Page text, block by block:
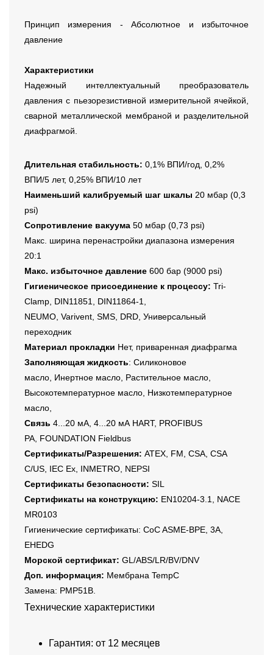
Принцип измерения - Абсолютное и избыточное
давление
Характеристики
Надежный интеллектуальный преобразователь
давления с пьезорезистивной измерительной ячейкой,
сварной металлической мембраной и разделительной
диафрагмой.
Длительная стабильность: 0,1% ВПИ/год, 0,2%
ВПИ/5 лет, 0,25% ВПИ/10 лет
Наименьший калибруемый шаг шкалы 20 мбар (0,3
psi)
Сопротивление вакуума 50 мбар (0,73 psi)
Макс. ширина перенастройки диапазона измерения
20:1
Макс. избыточное давление 600 бар (9000 psi)
Гигиеническое присоединение к процессу: Tri-
Clamp, DIN11851, DIN11864-1,
NEUMO, Varivent, SMS, DRD, Универсальный
переходник
Материал прокладки Нет, приваренная диафрагма
Заполняющая жидкость: Силиконовое
масло, Инертное масло, Растительное масло,
Высокотемпературное масло, Низкотемпературное
масло,
Связь 4...20 мА, 4...20 мА HART, PROFIBUS
PA, FOUNDATION Fieldbus
Сертификаты/Разрешения: ATEX, FM, CSA, CSA
C/US, IEC Ex, INMETRO, NEPSI
Сертификаты безопасности: SIL
Сертификаты на конструкцию: EN10204-3.1, NACE
MR0103
Гигиенические сертификаты: CoC ASME-BPE, 3A,
EHEDG
Морской сертификат: GL/ABS/LR/BV/DNV
Доп. информация: Мембрана TempC
Замена: PMP51B.
Технические характеристики
Гарантия: от 12 месяцев